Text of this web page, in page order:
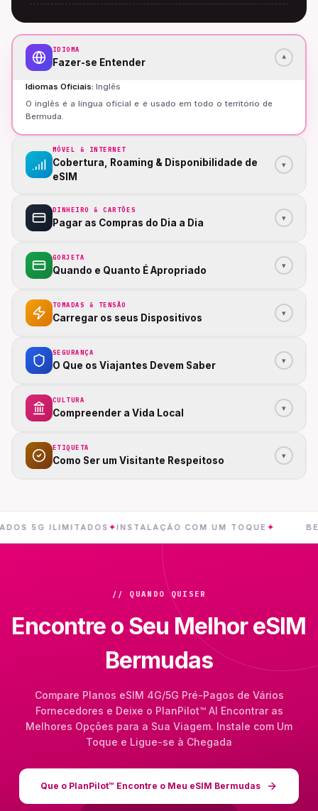
IDIOMA
Fazer-se Entender ▾
Idiomas Oficiais: Inglês
O inglês é a língua oficial e é usado em todo o território de
Bermuda.
MÓVEL & INTERNET
Cobertura, Roaming & Disponibilidade de
eSIM
▾
DINHEIRO & CARTÕES
Pagar as Compras do Dia a Dia ▾
GORJETA
Quando e Quanto É Apropriado ▾
TOMADAS & TENSÃO
Carregar os seus Dispositivos ▾
SEGURANÇA
O Que os Viajantes Devem Saber ▾
CULTURA
Compreender a Vida Local ▾
ETIQUETA
Como Ser um Visitante Respeitoso ▾
ILIMITADOS ✦INSTALAÇÃO COM UM TOQUE ✦
// QUANDO QUISER
Encontre o Seu Melhor eSIM
Bermudas
Compare Planos eSIM 4G/5G Pré-Pagos de Vários
Fornecedores e Deixe o PlanPilot™ AI Encontrar as
Melhores Opções para a Sua Viagem. Instale com Um
Toque e Ligue-se à Chegada
Que o PlanPilot™ Encontre o Meu eSIM Bermudas